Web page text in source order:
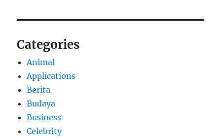
Categories
Animal
Applications
Berita
Budaya
Business
Celebrity